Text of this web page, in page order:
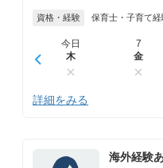
資格・経験 保育士・子育て経
今日
木
7
金
詳細をみる
海外経験